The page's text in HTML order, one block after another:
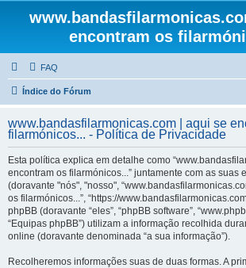
encontram os
FAQ
Índice do Fórum
www.bandasfilarmonicas.com | aqui se
filarmónicos... - Política de Privacidade
Esta política explica em detalhe como
encontram os filarmónicos...” juntamente com as suas
(doravante "nós", "nosso",
os filarmónicos...”, “https://
phpBB (doravante “eles”, “phpBB software”,
“Equipas phpBB”) utilizam a informação recolhida
online (doravante denominada “a sua informação”).
Recolheremos informações suas de duas formas. A